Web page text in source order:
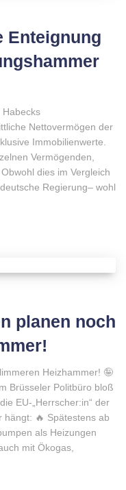
Enteignung
Habecks
Nettovermögen der
Immobilienwerte.
Vermögenden,
dies im Vergleich
Regierung– wohl
planen noch
Heizhammer! 🤪
Brüsseler Politbüro bloß
EU-„Herrscher:in“ der
hängt: 🔥 Spätestens ab
als Heizungen
mit Ökogas,